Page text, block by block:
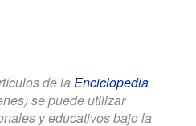
de la Enciclopedia
se puede utilizar
y educativos bajo la